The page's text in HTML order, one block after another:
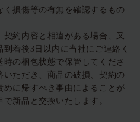
損傷等の有無を確認するもの
約内容と相違がある場合、又
着後3日以内に当社にご連絡く
の梱包状態で保管してくださ
ただき、商品の破損、契約の
に帰すべき事由によることが
新品と交換いたします。